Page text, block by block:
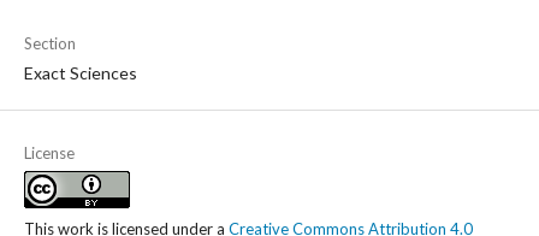
Section
Exact Sciences
License
This work is licensed under a Creative Commons Attribution 4.0